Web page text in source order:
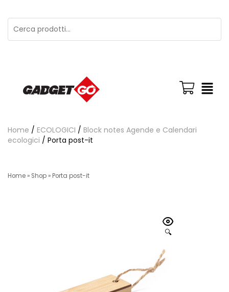
Home / ECOLOGICI / Block notes Agende e Calendari
ecologici / Porta post-it
Home » Shop » Porta post-it
🔍